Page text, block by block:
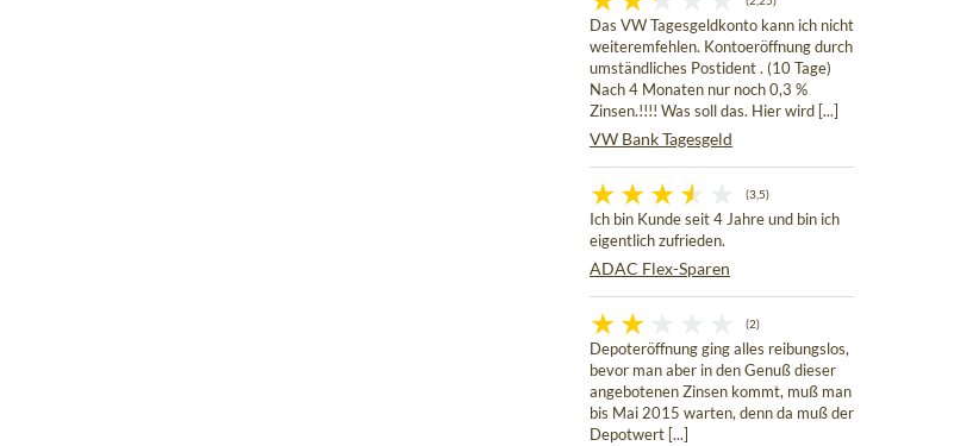
Das VW Tagesgeldkonto kann ich nicht
weiteremfehlen. Kontoeröffnung durch
umständliches Postident . (10 Tage)
Nach 4 Monaten nur noch 0,3 %
Zinsen.!!!! Was soll das. Hier wird [...]
VW Bank Tagesgeld
(3,5)
Ich bin Kunde seit 4 Jahre und bin ich
eigentlich zufrieden.
ADAC Flex-Sparen
(2)
Depoteröffnung ging alles reibungslos,
bevor man aber in den Genuß dieser
angebotenen Zinsen kommt, muß man
bis Mai 2015 warten, denn da muß der
Depotwert [...]